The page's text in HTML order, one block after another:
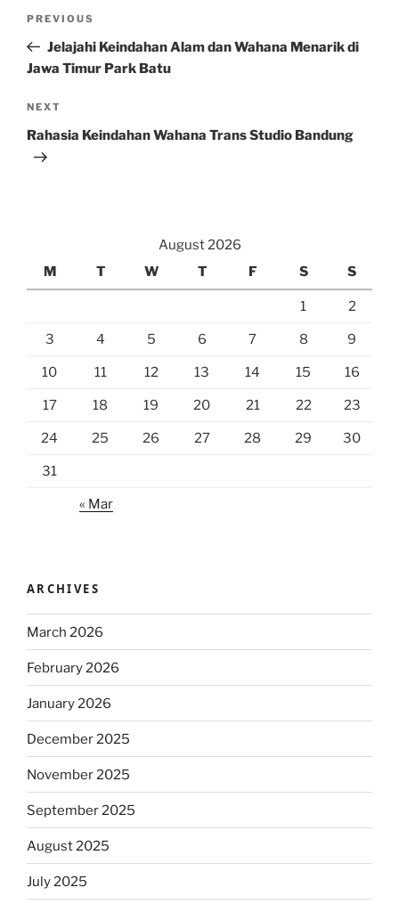
Previous
Post
PREVIOUS
Jelajahi Keindahan Alam dan Wahana Menarik di
Jawa Timur Park Batu
Next
Post
NEXT
Rahasia Keindahan Wahana Trans Studio Bandung
August 2026
M
T W T F S S
1 2
3 4 5 6 7 8 9
10 11 12 13 14 15 16
17 18 19 20 21 22 23
24 25 26 27 28 29 30
31
« Mar
ARCHIVES
March 2026
February 2026
January 2026
December 2025
November 2025
September 2025
August 2025
July 2025